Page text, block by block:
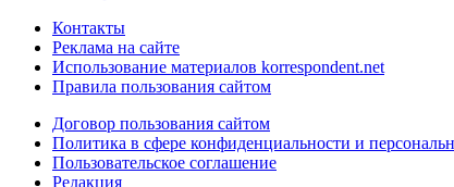
Контакты
Реклама на сайте
Использование материалов korrespondent.net
Правила пользования сайтом
Договор пользования сайтом
Политика в сфере конфиденциальности и
Пользовательское соглашение
Редакция